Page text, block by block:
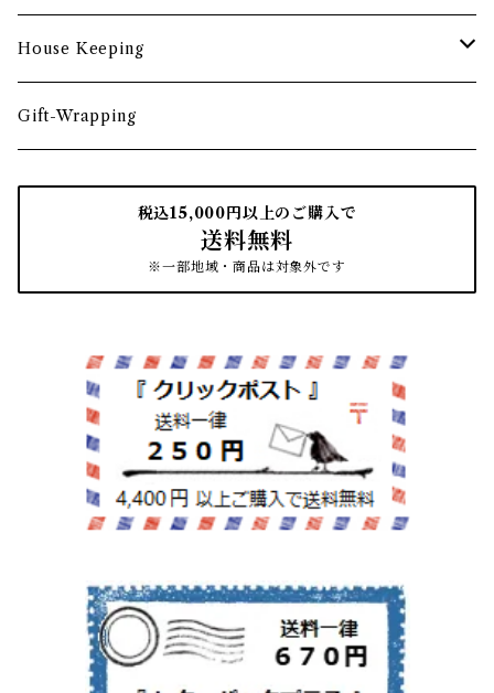
カトラリー
箸・箸置き
トレイ・コースター
お盆
茶筒
文房具収納
遊印
インクパッド
鏡・ミラー
フック
花器
デスク・スツール
本棚・収納棚
House Keeping
たわし
ほうき
Gift-Wrapping
税込15,000円以上のご購入で
送料無料
※一部地域・商品は対象外です